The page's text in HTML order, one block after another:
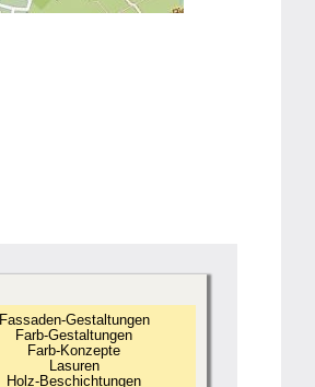
Fassaden-Gestaltungen
Farb-Gestaltungen
Farb-Konzepte
Lasuren
Holz-Beschichtungen